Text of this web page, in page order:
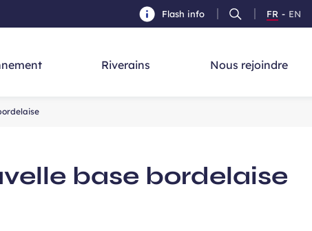
la navigation - Aller à la recherche
Flash info
Ouvrir
la
FR
Version
- EN
Riverains Nous rejoindre
base bordelaise